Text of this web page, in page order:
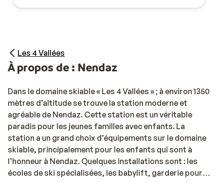
Les 4 Vallées
À propos de : Nendaz
Dans le domaine skiable « Les 4 Vallées » ; à environ 1350
mètres d’altitude se trouve la station moderne et
agréable de Nendaz. Cette station est un véritable
paradis pour les jeunes familles avec enfants. La
station a un grand choix d’équipements sur le domaine
skiable, principalement pour les enfants qui sont à
l’honneur à Nendaz. Quelques installations sont : les
écoles de ski spécialisées, les babylift, garderie pour